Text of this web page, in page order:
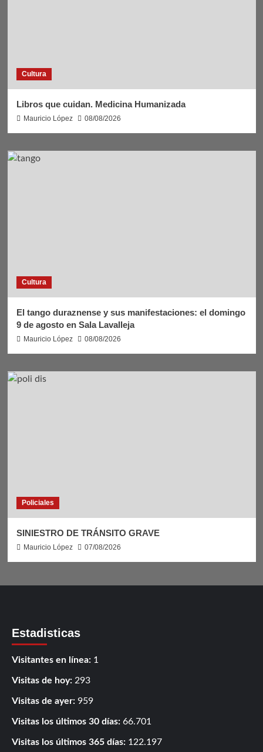
Cultura
Libros que cuidan. Medicina Humanizada
Mauricio López 08/08/2026
Cultura
El tango duraznense y sus manifestaciones: el domingo
9 de agosto en Sala Lavalleja
Mauricio López 08/08/2026
Policiales
SINIESTRO DE TRÁNSITO GRAVE
Mauricio López 07/08/2026
Estadisticas
Visitantes en línea: 1
Visitas de hoy: 293
Visitas de ayer: 959
Visitas los últimos 30 días: 66.701
Visitas los últimos 365 días: 122.197